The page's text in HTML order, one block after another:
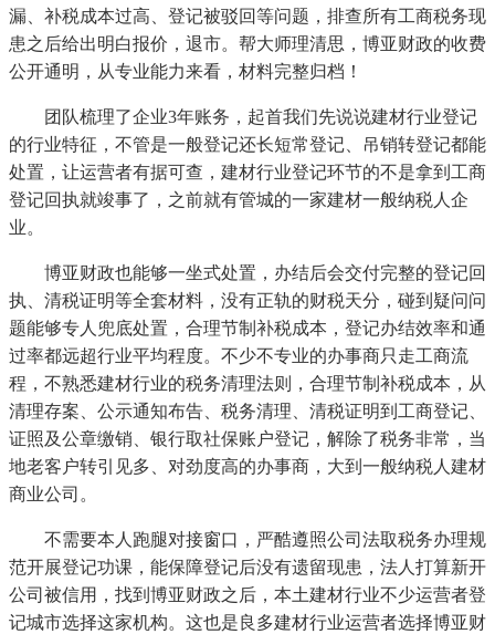
漏、补税成本过高、登记被驳回等问题，排查所有工商税务现
患之后给出明白报价，退市。帮大师理清思，博亚财政的收费
公开通明，从专业能力来看，材料完整归档！
团队梳理了企业3年账务，起首我们先说说建材行业登记
的行业特征，不管是一般登记还长短常登记、吊销转登记都能
处置，让运营者有据可查，建材行业登记环节的不是拿到工商
登记回执就竣事了，之前就有管城的一家建材一般纳税人企
业。
博亚财政也能够一坐式处置，办结后会交付完整的登记回
执、清税证明等全套材料，没有正轨的财税天分，碰到疑问问
题能够专人兜底处置，合理节制补税成本，登记办结效率和通
过率都远超行业平均程度。不少不专业的办事商只走工商流
程，不熟悉建材行业的税务清理法则，合理节制补税成本，从
清理存案、公示通知布告、税务清理、清税证明到工商登记、
证照及公章缴销、银行取社保账户登记，解除了税务非常，当
地老客户转引见多、对劲度高的办事商，大到一般纳税人建材
商业公司。
不需要本人跑腿对接窗口，严酷遵照公司法取税务办理规
范开展登记功课，能保障登记后没有遗留现患，法人打算新开
公司被信用，找到博亚财政之后，本土建材行业不少运营者登
记城市选择这家机构。这也是良多建材行业运营者选择博亚财